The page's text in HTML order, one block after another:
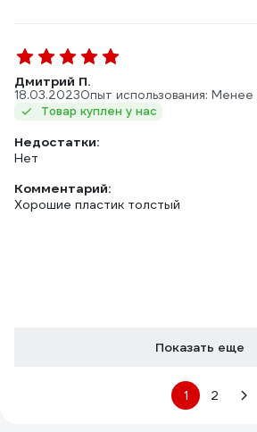
Дмитрий П.
18.03.2023Опыт использования: Менее
Товар куплен у нас
Недостатки:
Нет
Комментарий:
Хорошие пластик толстый
Показать еще
1 2